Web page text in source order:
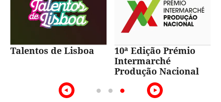
Talentos de Lisboa
10ª Edição Prémio
Intermarché
Produção Nacional